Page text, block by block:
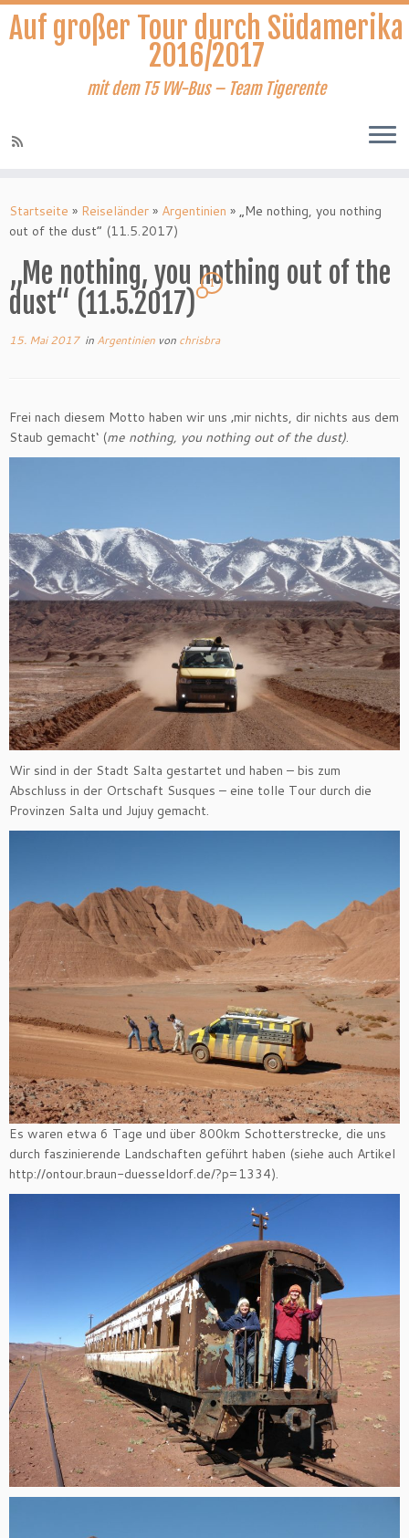
Inhalt
springen
Auf großer Tour durch Südamerika
2016/2017
mit dem T5 VW-Bus – Team Tigerente
Startseite » Reiseländer » Argentinien » „Me nothing, you nothing
out of the dust“ (11.5.2017)
„Me nothing, you nothing out of the
dust“ (11.5.2017)
1
15. Mai 2017in Argentinien von chrisbra
Frei nach diesem Motto haben wir uns ‚mir nichts, dir nichts aus dem
Staub gemacht‘ (me nothing, you nothing out of the dust).
Wir sind in der Stadt Salta gestartet und haben – bis zum
Abschluss in der Ortschaft Susques – eine tolle Tour durch die
Provinzen Salta und Jujuy gemacht.
Es waren etwa 6 Tage und über 800km Schotterstrecke, die uns
durch faszinierende Landschaften geführt haben (siehe auch Artikel
http://ontour.braun-duesseldorf.de/?p=1334).